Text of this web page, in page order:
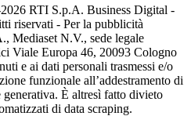
2026 RTI S.p.A. Business Digital -
riservati - Per la pubblicità
Mediaset N.V., sede legale
Viale Europa 46, 20093 Cologno
e ai dati personali trasmessi e/o
funzionale all’addestramento di
È altresì fatto divieto
di data scraping.